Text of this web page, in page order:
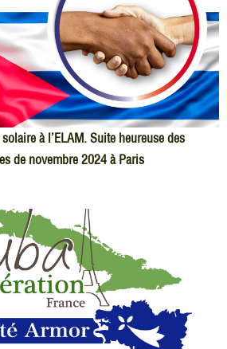
à l’ELAM. Suite heureuse des
de novembre 2024 à Paris